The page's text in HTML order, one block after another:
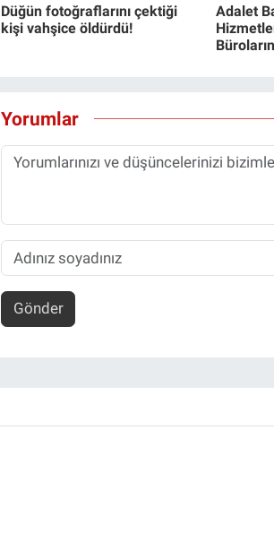
Düğün fotoğraflarını çektiği
kişi vahşice öldürdü!
Adalet
Yorumlar
Gönder